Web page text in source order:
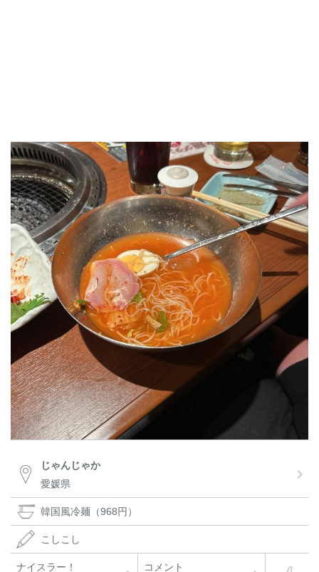
じゃんじゃか
愛媛県
韓国風冷麺（968円）
こしこし
ナイスラー！ コメント